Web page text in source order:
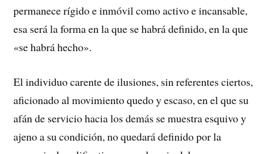
permanece rígido e inmóvil como activo e incansable,
esa será la forma en la que se habrá definido, en la que
«se habrá hecho».
El individuo carente de ilusiones, sin referentes ciertos,
aficionado al movimiento quedo y escaso, en el que su
afán de servicio hacia los demás se muestra esquivo y
ajeno a su condición, no quedará definido por la